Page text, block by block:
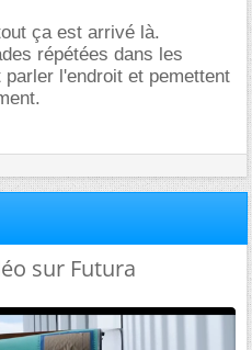
ça est arrivé là.
répétées dans les
l'endroit et pemettent
sur Futura